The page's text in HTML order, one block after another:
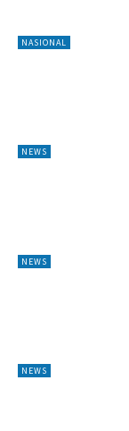
NASIONAL
NEWS
NEWS
NEWS